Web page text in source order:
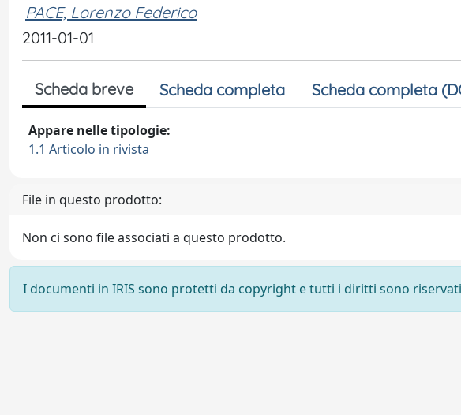
PACE, Lorenzo Federico
2011-01-01
Scheda breve Scheda completa Scheda completa
Appare nelle tipologie:
1.1 Articolo in rivista
File in questo prodotto:
Non ci sono file associati a questo prodotto.
I documenti in IRIS sono protetti da copyright e tutti i diritti sono